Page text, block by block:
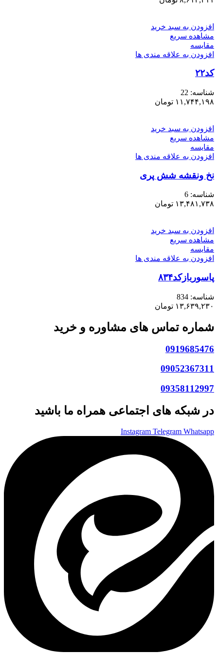
افزودن به سبد خرید
مشاهده سریع
مقایسه
افزودن به علاقه مندی ها
کد۲۲
شناسه: 22
۱۱,۷۴۴,۱۹۸ تومان
افزودن به سبد خرید
مشاهده سریع
مقایسه
افزودن به علاقه مندی ها
نخ ونقشه شش پری
شناسه: 6
۱۳,۴۸۱,۷۳۸ تومان
افزودن به سبد خرید
مشاهده سریع
مقایسه
افزودن به علاقه مندی ها
پاسوربازکد۸۳۴
شناسه: 834
۱۳,۶۳۹,۲۳۰ تومان
شماره تماس های مشاوره و خرید
0919685476
09052367311
09358112997
در شبکه های اجتماعی همراه ما باشید
Instagram Telegram Whatsapp